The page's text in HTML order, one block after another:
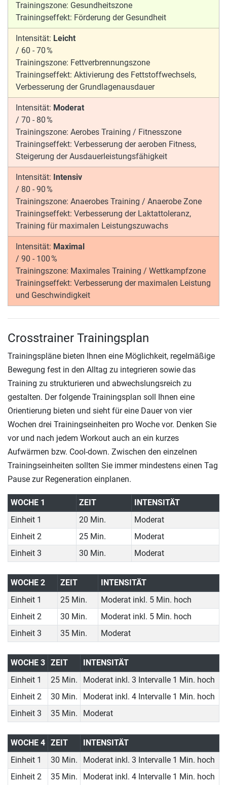
Trainingszone: Gesundheitszone
Trainingseffekt: Förderung der Gesundheit
Intensität: Leicht
/ 60 - 70 %
Trainingszone: Fettverbrennungszone
Trainingseffekt: Aktivierung des Fettstoffwechsels,
Verbesserung der Grundlagenausdauer
Intensität: Moderat
/ 70 - 80 %
Trainingszone: Aerobes Training / Fitnesszone
Trainingseffekt: Verbesserung der aeroben Fitness,
Steigerung der Ausdauerleistungsfähigkeit
Intensität: Intensiv
/ 80 - 90 %
Trainingszone: Anaerobes Training / Anaerobe Zone
Trainingseffekt: Verbesserung der Laktattoleranz,
Training für maximalen Leistungszuwachs
Intensität: Maximal
/ 90 - 100 %
Trainingszone: Maximales Training / Wettkampfzone
Trainingseffekt: Verbesserung der maximalen Leistung
und Geschwindigkeit
Crosstrainer Trainingsplan
Trainingspläne bieten Ihnen eine Möglichkeit, regelmäßige
Bewegung fest in den Alltag zu integrieren sowie das
Training zu strukturieren und abwechslungsreich zu
gestalten. Der folgende Trainingsplan soll Ihnen eine
Orientierung bieten und sieht für eine Dauer von vier
Wochen drei Trainingseinheiten pro Woche vor. Denken Sie
vor und nach jedem Workout auch an ein kurzes
Aufwärmen bzw. Cool-down. Zwischen den einzelnen
Trainingseinheiten sollten Sie immer mindestens einen Tag
Pause zur Regeneration einplanen.
WOCHE 1 ZEIT
INTENSITÄT
Einheit 1
20 Min.
Moderat
Einheit 2
25 Min.
Moderat
Einheit 3
30 Min. Moderat
WOCHE 2 ZEIT
INTENSITÄT
Einheit 1
25 Min.
Moderat inkl. 5 Min. hoch
Einheit 2
30 Min.
Moderat inkl. 5 Min. hoch
Einheit 3
35 Min. Moderat
WOCHE 3 ZEIT
INTENSITÄT
Einheit 1
25 Min.
Moderat inkl. 3 Intervalle 1 Min. hoch
Einheit 2
30 Min.
Moderat inkl. 4 Intervalle 1 Min. hoch
Einheit 3
35 Min. Moderat
WOCHE 4 ZEIT
INTENSITÄT
Einheit 1
30 Min.
Moderat inkl. 3 Intervalle 1 Min. hoch
Einheit 2
35 Min. Moderat inkl. 4 Intervalle 1 Min. hoch